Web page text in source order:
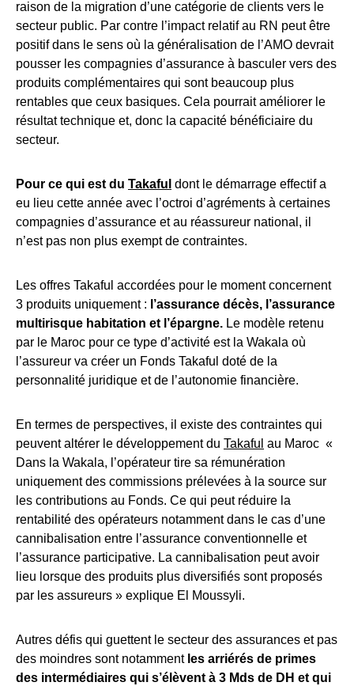
raison de la migration d’une catégorie de clients vers le
secteur public. Par contre l’impact relatif au RN peut être
positif dans le sens où la généralisation de l’AMO devrait
pousser les compagnies d’assurance à basculer vers des
produits complémentaires qui sont beaucoup plus
rentables que ceux basiques. Cela pourrait améliorer le
résultat technique et, donc la capacité bénéficiaire du
secteur.
Pour ce qui est du Takaful dont le démarrage effectif a
eu lieu cette année avec l’octroi d’agréments à certaines
compagnies d’assurance et au réassureur national, il
n’est pas non plus exempt de contraintes.
Les offres Takaful accordées pour le moment concernent
3 produits uniquement : l’assurance décès, l’assurance
multirisque habitation et l’épargne. Le modèle retenu
par le Maroc pour ce type d’activité est la Wakala où
l’assureur va créer un Fonds Takaful doté de la
personnalité juridique et de l’autonomie financière.
En termes de perspectives, il existe des contraintes qui
peuvent altérer le développement du Takaful au Maroc «
Dans la Wakala, l’opérateur tire sa rémunération
uniquement des commissions prélevées à la source sur
les contributions au Fonds. Ce qui peut réduire la
rentabilité des opérateurs notamment dans le cas d’une
cannibalisation entre l’assurance conventionnelle et
l’assurance participative. La cannibalisation peut avoir
lieu lorsque des produits plus diversifiés sont proposés
par les assureurs » explique El Moussyli.
Autres défis qui guettent le secteur des assurances et pas
des moindres sont notamment les arriérés de primes
des intermédiaires qui s’élèvent à 3 Mds de DH et qui